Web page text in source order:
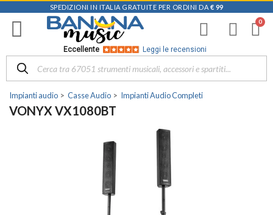
SPEDIZIONI IN ITALIA GRATUITE PER ORDINI DA € 99
Eccellente Leggi le recensioni
Impianti audio Casse Audio Impianti Audio Completi
VONYX VX1080BT